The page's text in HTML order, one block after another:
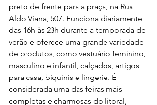
preto de frente para a praça, na Rua
Aldo Viana, 507. Funciona diariamente
das 16h às 23h durante a temporada de
verão e oferece uma grande variedade
de produtos, como vestuário feminino,
masculino e infantil, calçados, artigos
para casa, biquínis e lingerie. É
considerada uma das feiras mais
completas e charmosas do litoral,